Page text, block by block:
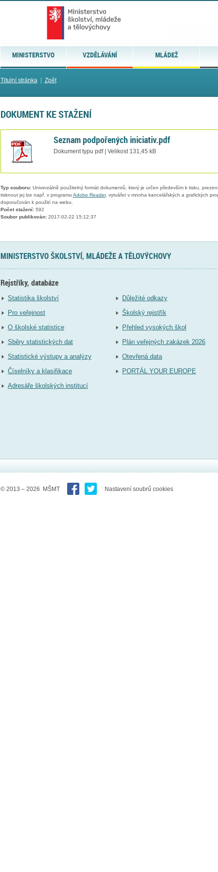
MINISTERSTVO VZDĚLÁVÁNÍ MLÁDEŽ
Titulní stránka| Zpět
DOKUMENT KE STAŽENÍ
Seznam podpořených iniciativ.pdf
Dokument typu pdf | Velikost 131,45 kB
Typ souboru:Univerzálně použitelný formát dokumentů, který je určen především k tisku,
tisknout jej lze např. v programu Adobe Reader, vytvářet v mnoha kancelářských a grafických
doporučován k použití na webu.
Počet stažení:592
Soubor publikován:2017-02-22 15:12:37
MINISTERSTVO ŠKOLSTVÍ, MLÁDEŽE A TĚLOVÝCHOVY
Rejstříky, databáze
Statistika školství
Pro veřejnost
O školské statistice
Sběry statistických dat
Statistické výstupy a analýzy
Číselníky a klasifikace
Adresáře školských institucí
Důležité odkazy
Školský rejstřík
Přehled vysokých škol
Plán veřejných zakázek 2026
Otevřená data
PORTÁL YOUR EUROPE
© 2013 – 2026 MŠMT Nastavení soubrů cookies